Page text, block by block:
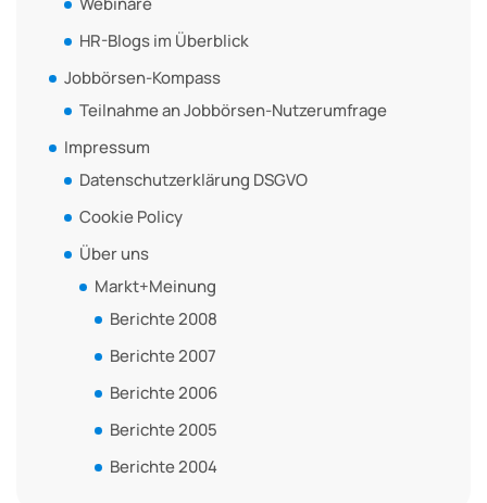
HR-Blogs im Überblick
Jobbörsen-Kompass
Teilnahme an Jobbörsen-Nutzerumfrage
Impressum
Datenschutzerklärung DSGVO
Cookie Policy
Über uns
Markt+Meinung
Berichte 2008
Berichte 2007
Berichte 2006
Berichte 2005
Berichte 2004